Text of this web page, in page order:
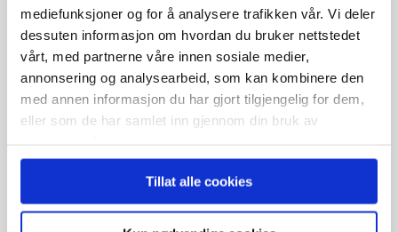
mediefunksjoner og for å analysere trafikken vår. Vi deler
dessuten informasjon om hvordan du bruker nettstedet
vårt, med partnerne våre innen sosiale medier,
annonsering og analysearbeid, som kan kombinere den
med annen informasjon du har gjort tilgjengelig for dem,
eller som de har samlet inn gjennom din bruk av
Tillat alle cookies
L. S. Bøhns veg, 2053 Jessheim
Enebolig 27: Kun en igjen – Ny enebolig på flotte
Kvitre – 4 soverom, 2 bad, eget vaskerom, åpen
Nøkkelinformasjon:BRA: 117 kvmP-rom:
112 kvmTerrasse: 12,5 kvmUtvendig bod: